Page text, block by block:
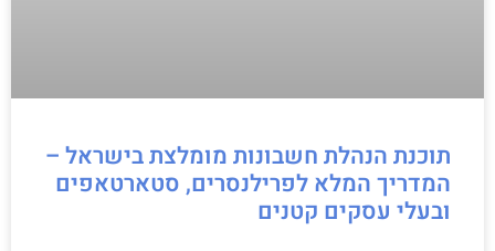
תוכנת הנהלת חשבונות מומלצת בישראל –
המדריך המלא לפרילנסרים, סטארטאפים
ובעלי עסקים קטנים